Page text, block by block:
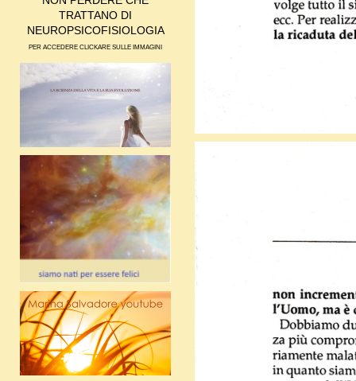
TRATTANO DI
NEUROPSICOFISIOLOGIA
PER ACCEDERE CLICKARE SULLE IMMAGINI